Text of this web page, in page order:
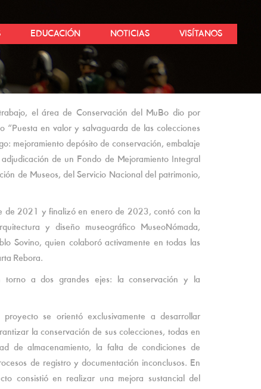
EDUCACIÓN NOTICIAS VISÍTANOS
el área de Conservación del MuBo dio por
“Puesta en valor y salvaguarda de las colecciones
mejoramiento depósito de conservación, embalaje
de un Fondo de Mejoramiento Integral
de Museos, del Servicio Nacional del patrimonio,
de 2021 y finalizó en enero de 2023, contó con la
y diseño museográfico MuseoNómada,
Sovino, quien colaboró activamente en todas las
Rebora.
torno a dos grandes ejes: la conservación y la
se orientó exclusivamente a desarrollar
la conservación de sus colecciones, todas en
de almacenamiento, la falta de condiciones de
de registro y documentación inconclusos. En
consistió en realizar una mejora sustancial del